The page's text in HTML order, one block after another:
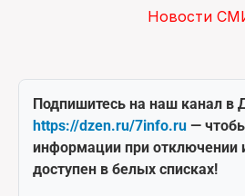
Новости
Подпишитесь на наш канал в
https://dzen.ru/7info.ru —
информации при отключении
доступен в белых списках!